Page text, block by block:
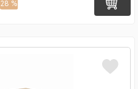
28 %